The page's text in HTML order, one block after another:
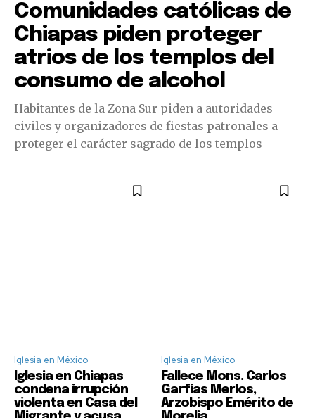
Comunidades católicas de
Chiapas piden proteger
atrios de los templos del
consumo de alcohol
Habitantes de la Zona Sur piden a autoridades
civiles y organizadores de fiestas patronales a
proteger el carácter sagrado de los templos
Iglesia en México
Iglesia en Chiapas
condena irrupción
violenta en Casa del
Iglesia en México
Fallece Mons. Carlos
Garfias Merlos,
Arzobispo Emérito de